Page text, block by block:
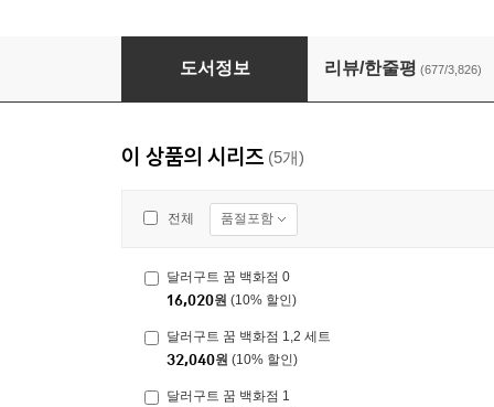
달러구트 꿈 백화점 1
도서정보 리뷰/한줄평 (677/3,826)
이 상품의 시리즈 (5개)
전체 품절포함
달러구트 꿈 백화점 0
16,020원 (10% 할인)
달러구트 꿈 백화점 1,2 세트
32,040원 (10% 할인)
달러구트 꿈 백화점 1